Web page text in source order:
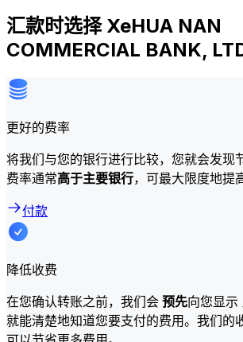
汇款时选择 XeHUA NAN
COMMERCIAL BANK,
更好的费率
将我们与您的银行进行比较，您就会发现
费率通常高于主要银行，可最大限度地提
付款
降低收费
在您确认转账之前，我们会 预先向您显示
就能清楚地知道您要支付的费用。我们的